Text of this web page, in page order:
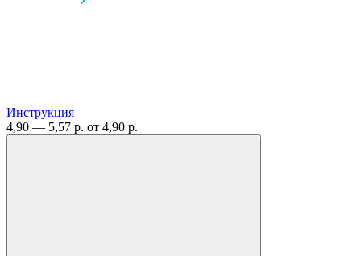
Инструкция
4,90 — 5,57 р. от 4,90 р.